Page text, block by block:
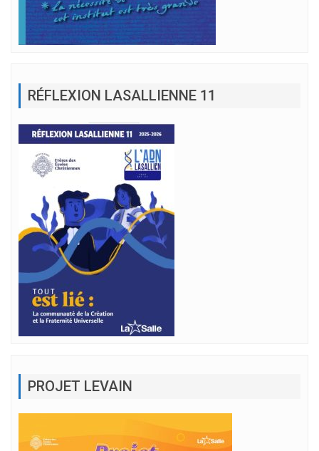
RÉFLEXION LASALLIENNE 11
PROJET LEVAIN